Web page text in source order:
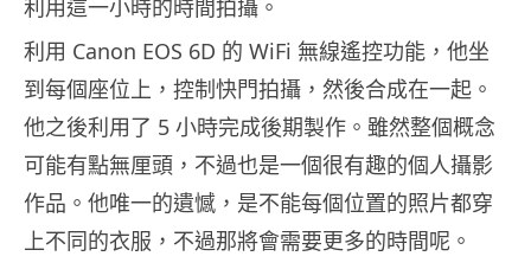
利用這一小時的時間拍攝。
利用 Canon EOS 6D 的 WiFi 無線遙控功能，他坐
到每個座位上，控制快門拍攝，然後合成在一起。
他之後利用了 5 小時完成後期製作。雖然整個概念
可能有點無厘頭，不過也是一個很有趣的個人攝影
作品。他唯一的遺憾，是不能每個位置的照片都穿
上不同的衣服，不過那將會需要更多的時間呢。